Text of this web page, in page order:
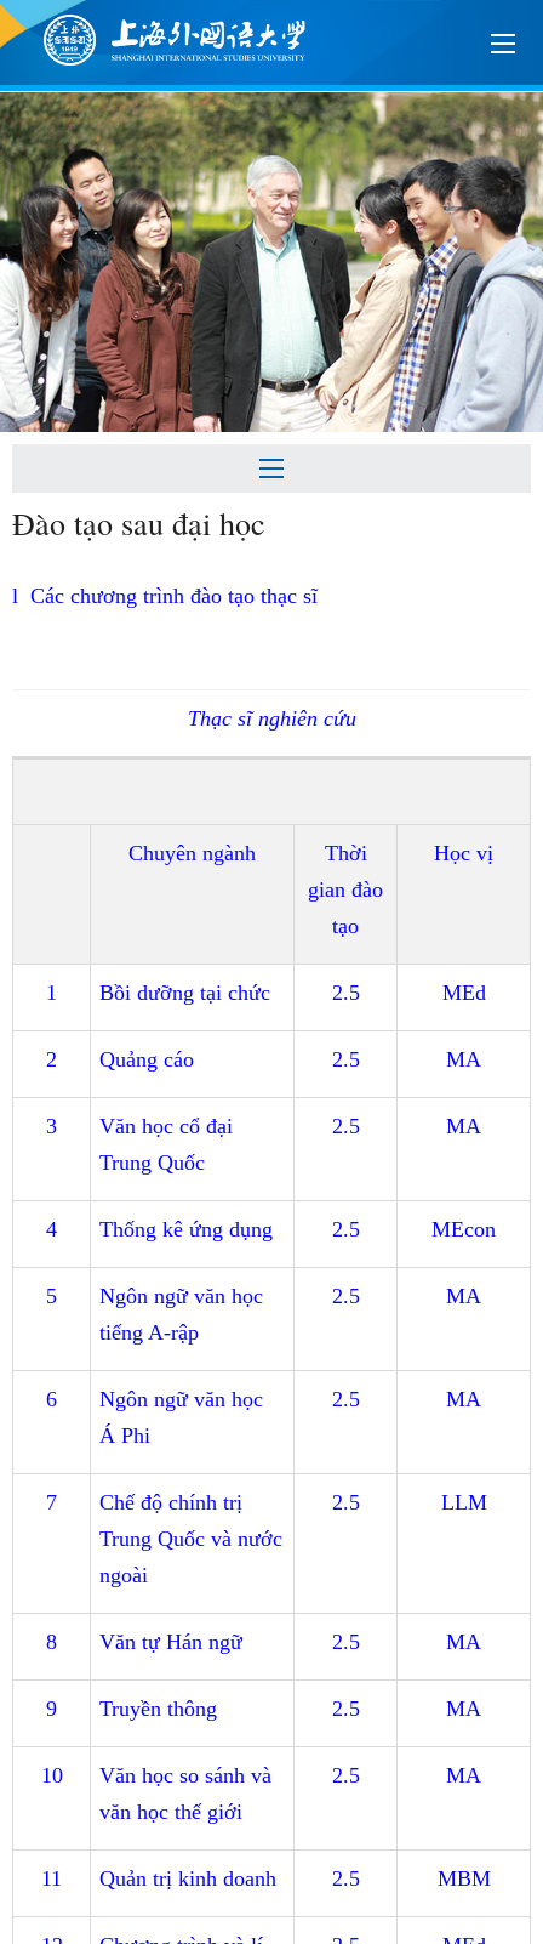
Đào tạo sau đại học
l Các chương trình đào tạo thạc sĩ
Thạc sĩ nghiên cứu
Chuyên ngành
Thời
gian đào
tạo
Học vị
1 Bồi dưỡng tại chức 2.5 MEd
2 Quảng cáo 2.5 MA
3
Văn học cổ đại
Trung Quốc
2.5 MA
4 Thống kê ứng dụng 2.5 MEcon
5
Ngôn ngữ văn học
tiếng A-rập
2.5 MA
6
Ngôn ngữ văn học
Á Phi
2.5 MA
7
Chế độ chính trị
Trung Quốc và nước
ngoài
2.5 LLM
8 Văn tự Hán ngữ 2.5 MA
9 Truyền thông 2.5 MA
10
Văn học so sánh và
văn học thế giới
2.5 MA
11 Quản trị kinh doanh 2.5 MBM